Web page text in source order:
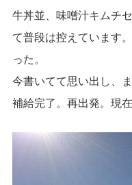
牛丼並、味噌汁キムチ
て普段は控えています
った。
今書いてて思い出し、
補給完了。再出発。現